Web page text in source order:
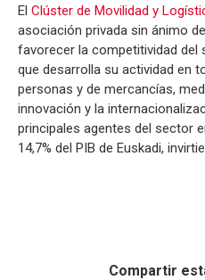
El Clúster de Movilidad y
asociación privada sin ánimo
favorecer la competitividad del
que desarrolla su actividad en
personas y de mercancías,
innovación y la
principales agentes del sector
14,7% del PIB de Euskadi,
Compartir